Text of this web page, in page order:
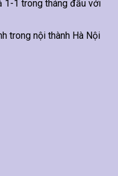
1-1 trong tháng đầu với
trong nội thành Hà Nội